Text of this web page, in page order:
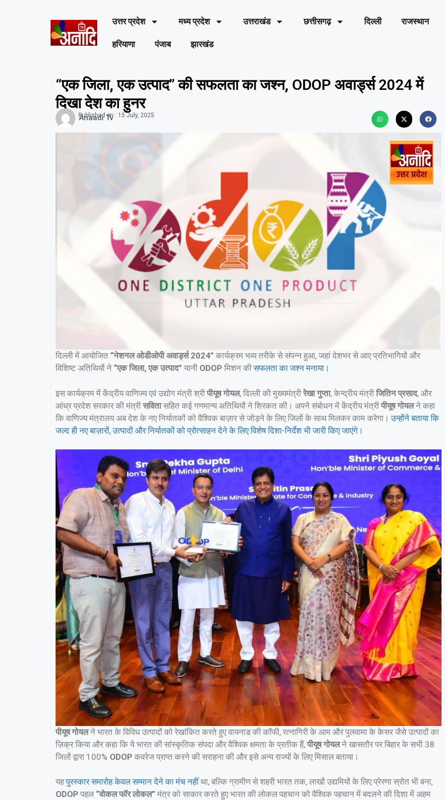
उत्तर प्रदेश मध्य प्रदेश उत्तराखंड छत्तीसगढ़ दिल्ली राजस्थान
हरियाणा पंजाब झारखंड
“एक जिला, एक उत्पाद” की सफलता का जश्न, ODOP अवार्ड्स 2024 में
दिखा देश का हुनर
Anaadi Tv
Published on : 15 July, 2025
दिल्ली में आयोजित “नेशनल ओडीओपी अवार्ड्स 2024” कार्यक्रम भव्य तरीके से संपन्न हुआ, जहां देशभर से आए प्रतिभागियों और
विशिष्ट अतिथियों ने “एक जिला, एक उत्पाद” यानी ODOP मिशन कीसफलता का जश्न मनाया।
इस कार्यक्रम में केंद्रीय वाणिज्य एवं उद्योग मंत्री श्री पीयूष गोयल, दिल्ली की मुख्यमंत्री रेखा गुप्ता, केन्द्रीय मंत्री जितिन प्रसाद, और
आंध्र प्रदेश सरकार की मंत्री सवितासहित कई गणमान्य अतिथियों ने शिरकत की। अपने संबोधन में केंद्रीय मंत्री पीयूष गोयलने कहा
कि वाणिज्य मंत्रालय अब देश के नए निर्यातकों को वैश्विक बाज़ार से जोड़ने के लिए जिलों के साथ मिलकर काम करेगा। उन्होंने बताया कि
जल्द ही नए बाज़ारों, उत्पादों और निर्यातकों को प्रोत्साहन देने के लिए विशेष दिशा-निर्देश भी जारी किए जाएंगे।
पीयूष गोयलने भारत के विविध उत्पादों को रेखांकित करते हुए वायनाड की कॉफी, रत्नागिरी के आम और पुलवामा के केसर जैसे उत्पादों का
ज़िक्र किया और कहा कि ये भारत की सांस्कृतिक संपदा और वैश्विक क्षमता के प्रतीक हैं, पीयूष गोयलने खासतौर पर बिहार के सभी 38
जिलों द्वारा 100% ODOP कवरेज प्राप्त करने की सराहना की और इसे अन्य राज्यों के लिए मिसाल बताया।
यहपुरस्कार समारोह केवल सम्मान देने का मंच नहींथा, बल्कि ग्रामीण से शहरी भारत तक, लाखों उद्यमियों के लिए प्रेरणा स्रोत भी बना,
ODOP पहल “वोकल फॉर लोकल” मंत्र को साकार करते हुए भारत की लोकल पहचान को वैश्विक पहचान में बदलने की दिशा में अहम